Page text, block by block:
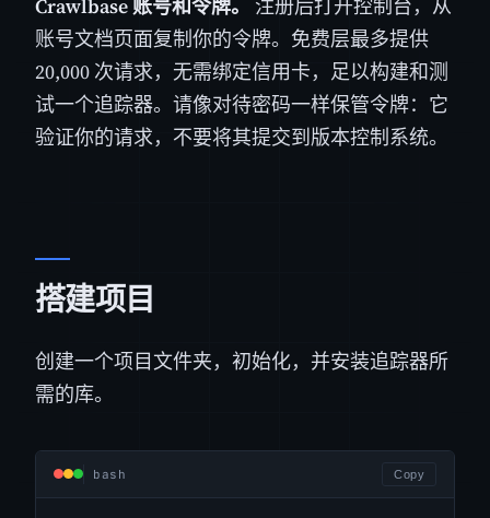
Crawlbase 账号和令牌。
注册后打开控制台，从
账号文档页面复制你的令牌。免费层最多提供
20,000 次请求，无需绑定信用卡，足以构建和测
试一个追踪器。请像对待密码一样保管令牌：它
验证你的请求，不要将其提交到版本控制系统。
搭建项目
创建一个项目文件夹，初始化，并安装追踪器所
需的库。
bash Copy